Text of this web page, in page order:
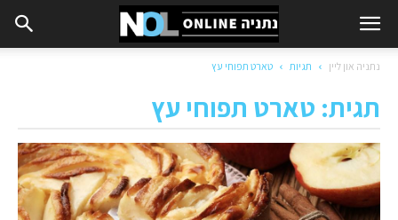
נתניה און ליין תגיות טארט תפוחי עץ
תגית: טארט תפוחי עץ